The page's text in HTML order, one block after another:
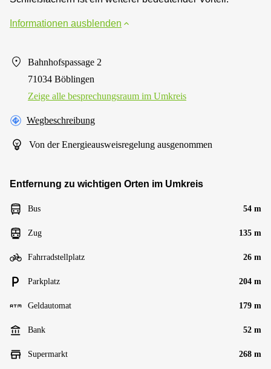
Informationen ausblenden
Bahnhofspassage 2
71034 Böblingen
Zeige alle besprechungsraum im Umkreis
Wegbeschreibung
Von der Energieausweisregelung ausgenommen
Entfernung zu wichtigen Orten im Umkreis
Bus 54 m
Zug 135 m
Fahrradstellplatz 26 m
Parkplatz 204 m
Geldautomat 179 m
Bank 52 m
Supermarkt 268 m